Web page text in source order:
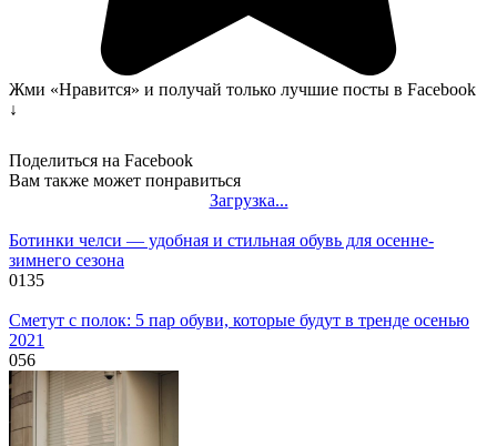
Жми «Нравится» и получай только лучшие посты в Facebook
↓
Поделиться на Facebook
Вам также может понравиться
Загрузка...
Ботинки челси — удобная и стильная обувь для осенне-
зимнего сезона
0135
Сметут с полок: 5 пар обуви, которые будут в тренде осенью
2021
056